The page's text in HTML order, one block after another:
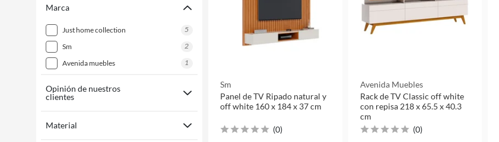
Marca
just home collection
5
sm
2
avenida muebles
1
Opinión de nuestros
clientes
Material
Sm
Panel de TV Ripado natural y
off white 160 x 184 x 37 cm
(0)
Avenida Muebles
Rack de TV Classic off white
con repisa 218 x 65.5 x 40.3
cm
(0)